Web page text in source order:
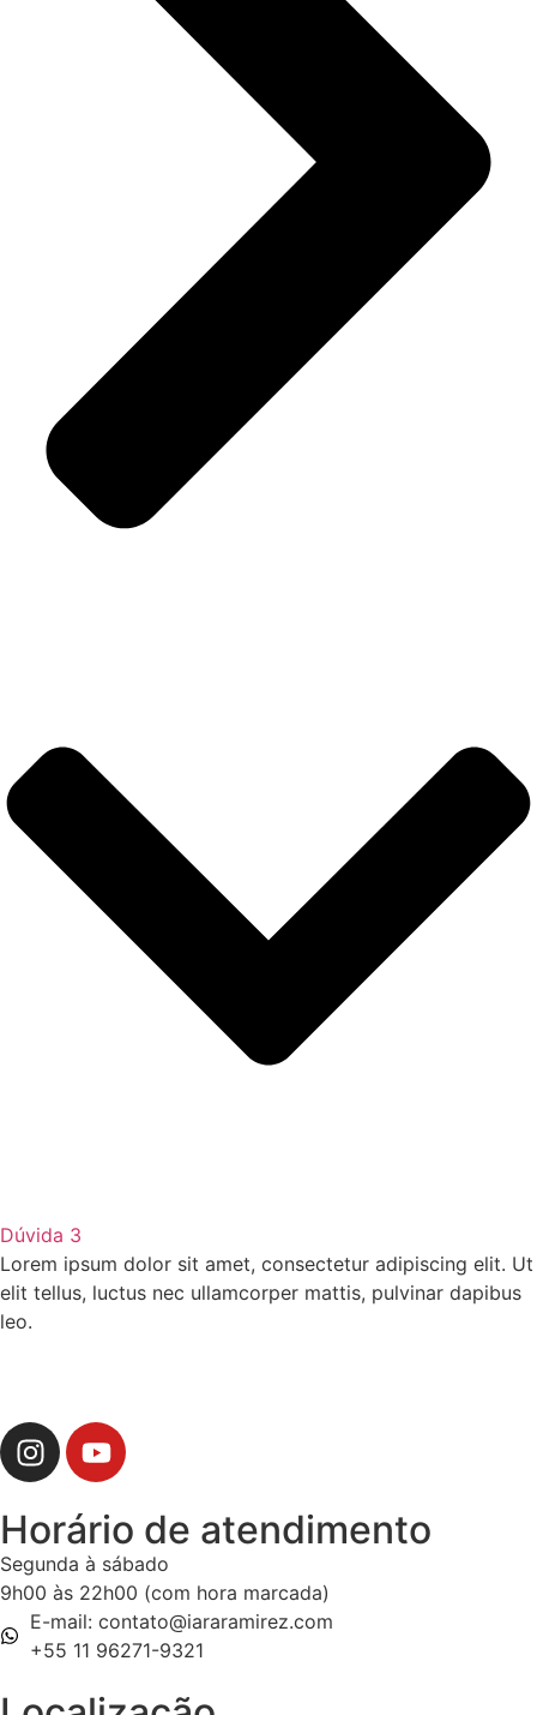
Dúvida 3
Lorem ipsum dolor sit amet, consectetur adipiscing elit. Ut
elit tellus, luctus nec ullamcorper mattis, pulvinar dapibus
leo.
Horário de atendimento
Segunda à sábado
9h00 às 22h00 (com hora marcada)
E-mail: contato@iararamirez.com
+55 11 96271-9321